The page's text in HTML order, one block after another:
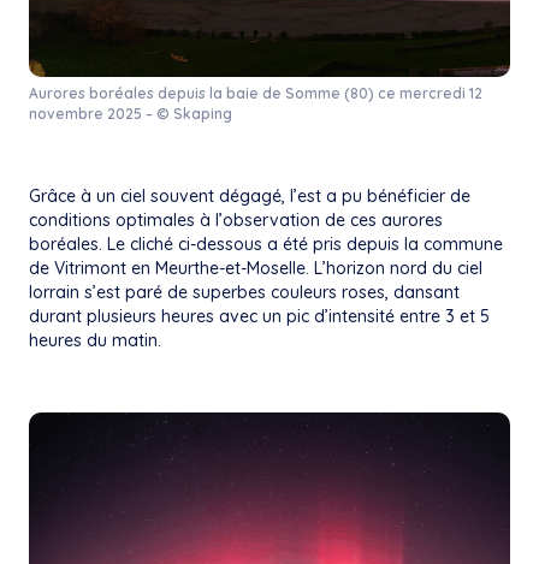
Aurores boréales depuis la baie de Somme (80) ce mercredi 12
novembre 2025 – © Skaping
Grâce à un ciel souvent dégagé, l’est a pu bénéficier de
conditions optimales à l’observation de ces aurores
boréales. Le cliché ci-dessous a été pris depuis la commune
de Vitrimont en Meurthe-et-Moselle. L’horizon nord du ciel
lorrain s’est paré de superbes couleurs roses, dansant
durant plusieurs heures avec un pic d’intensité entre 3 et 5
heures du matin.